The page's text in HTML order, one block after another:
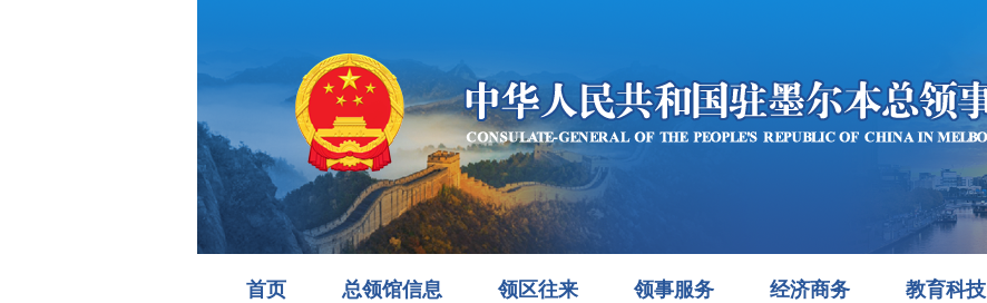
首页 总领馆信息 领区往来 领事服务 经济商务 教育科技